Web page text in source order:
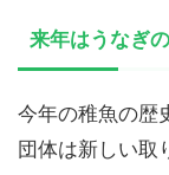
来年はうなぎ
今年の稚魚の歴
団体は新しい取